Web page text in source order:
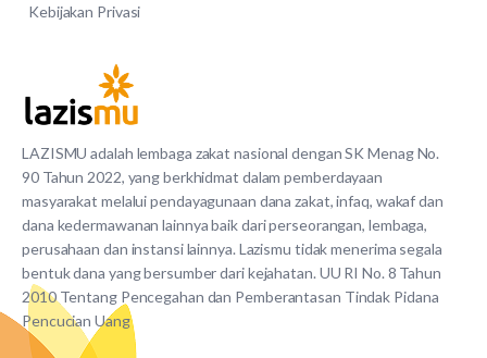
LAZISMU adalah lembaga zakat nasional dengan SK Menag No.
90 Tahun 2022, yang berkhidmat dalam pemberdayaan
masyarakat melalui pendayagunaan dana zakat, infaq, wakaf dan
dana kedermawanan lainnya baik dari perseorangan, lembaga,
perusahaan dan instansi lainnya. Lazismu tidak menerima segala
bentuk dana yang bersumber dari kejahatan. UU RI No. 8 Tahun
2010 Tentang Pencegahan dan Pemberantasan Tindak Pidana
Pencucian Uang
Kebijakan Privasi